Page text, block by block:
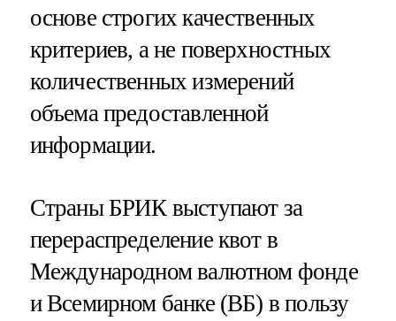
основе строгих качественных
критериев, а не поверхностных
количественных измерений
объема предоставленной
информации.
Страны БРИК выступают за
перераспределение квот в
Международном валютном фонде
и Всемирном банке (ВБ) в пользу